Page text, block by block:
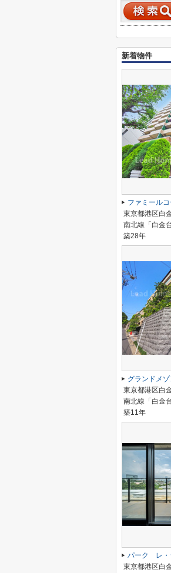
新着物件
ファミール
東京都港区白
南北線「白金
築28年
グランドメ
東京都港区白
南北線「白金
築11年
東京都港区白